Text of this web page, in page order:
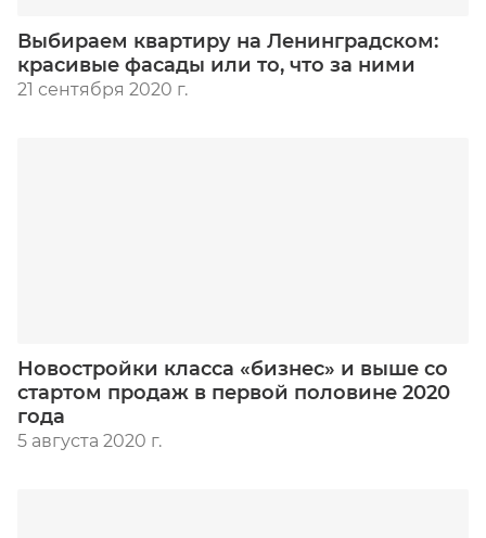
Выбираем квартиру на Ленинградском:
красивые фасады или то, что за ними
21 сентября 2020 г.
Новостройки класса «бизнес» и выше со
стартом продаж в первой половине 2020
года
5 августа 2020 г.